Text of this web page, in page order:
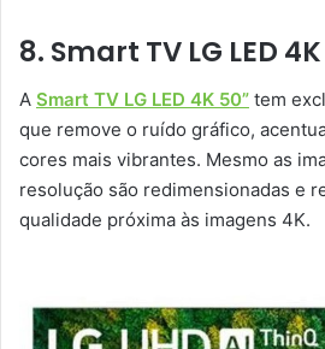
8. Smart TV LG LED
A Smart TV LG LED 4K 50” tem
que remove o ruído gráfico,
cores mais vibrantes. Mesmo as
resolução são redimensionadas e
qualidade próxima às imagens 4K.